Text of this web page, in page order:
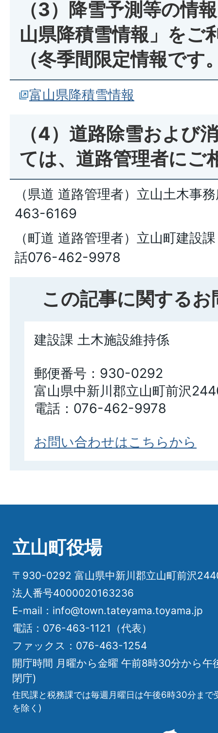
（3）降雪予測等の情
山県降積雪情報」をご
（冬季間限定情報です
富山県降積雪情報
（4）道路除雪および
ては、道路管理者にご
（県道 道路管理者）立山土木事
463-6169
（町道 道路管理者）立山町建設
話076-462-9978
この記事に関する
建設課 土木施設維持係
郵便番号：930-0292
富山県中新川郡立山町前沢
電話：076-462-9978
お問い合わせはこちらから
立山町役場
〒930-0292 富山県中新川郡立山町前沢
法人番号4000020163236
E-mail：info@town.tateyama.toyama.jp
電話：076-463-1121（代表）
ファックス：076-463-1254
開庁時間 月曜から金曜 午前8時30分から午
閉庁)
住民課と税務課では毎週月曜日は午後6時30分まで
を除く)